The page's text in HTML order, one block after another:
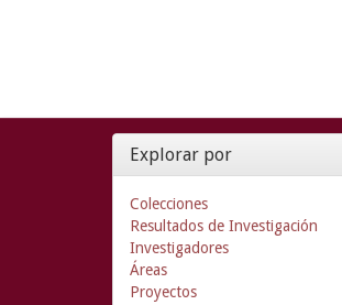
Explorar por
Colecciones
Resultados de Investigación
Investigadores
Áreas
Proyectos